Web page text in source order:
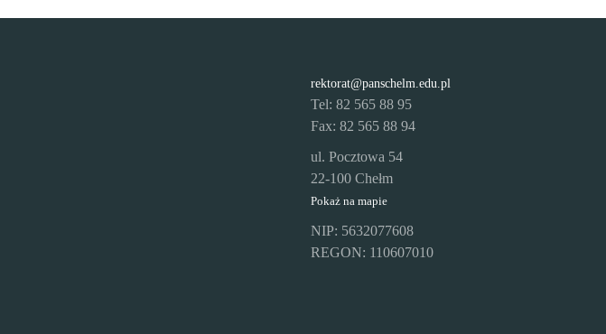
rektorat@panschelm.edu.pl
Tel: 82 565 88 95
Fax: 82 565 88 94
ul. Pocztowa 54
22-100 Chełm
Pokaż na mapie
NIP: 5632077608
REGON: 110607010